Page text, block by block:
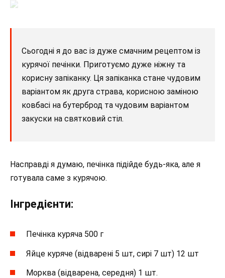
Сьогодні я до вас із дуже смачним рецептом із
курячої печінки. Приготуємо дуже ніжну та
корисну запіканку. Ця запіканка стане чудовим
варіантом як друга страва, корисною заміною
ковбасі на бутерброд та чудовим варіантом
закуски на святковий стіл.
Насправді я думаю, печінка підійде будь-яка, але я
готувала саме з курячою.
Інгредієнти:
Печінка куряча 500 г
Яйце куряче (відварені 5 шт, сирі 7 шт) 12 шт
Морква (відварена, середня) 1 шт.